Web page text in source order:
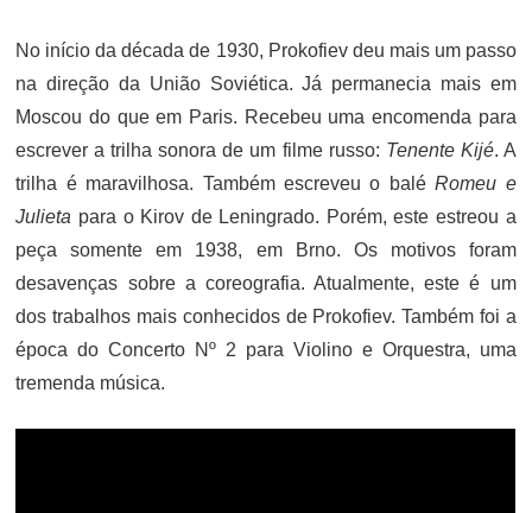
No início da década de 1930, Prokofiev deu mais um passo
na direção da União Soviética. Já permanecia mais em
Moscou do que em Paris. Recebeu uma encomenda para
escrever a trilha sonora de um filme russo: Tenente Kijé. A
trilha é maravilhosa. Também escreveu o baléRomeu e
Julieta para o Kirov de Leningrado. Porém, este estreou a
peça somente em 1938, em Brno. Os motivos foram
desavenças sobre a coreografia. Atualmente, este é um
dos trabalhos mais conhecidos de Prokofiev. Também foi a
época do Concerto Nº 2 para Violino e Orquestra, uma
tremenda música.